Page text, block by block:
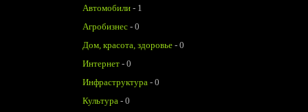
Автомобили - 1
Агробизнес - 0
Дом, красота, здоровье - 0
Интернет - 0
Инфраструктура - 0
Культура - 0